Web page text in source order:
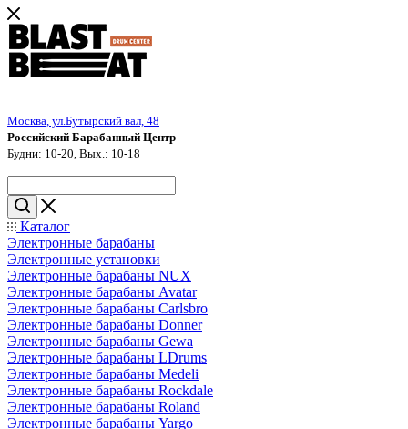
Москва, ул.Бутырский вал, 48
Российский Барабанный Центр
Будни: 10-20, Вых.: 10-18
Каталог
Электронные барабаны
Электронные установки
Электронные барабаны NUX
Электронные барабаны Avatar
Электронные барабаны Carlsbro
Электронные барабаны Donner
Электронные барабаны Gewa
Электронные барабаны LDrums
Электронные барабаны Medeli
Электронные барабаны Rockdale
Электронные барабаны Roland
Электронные барабаны Yargo